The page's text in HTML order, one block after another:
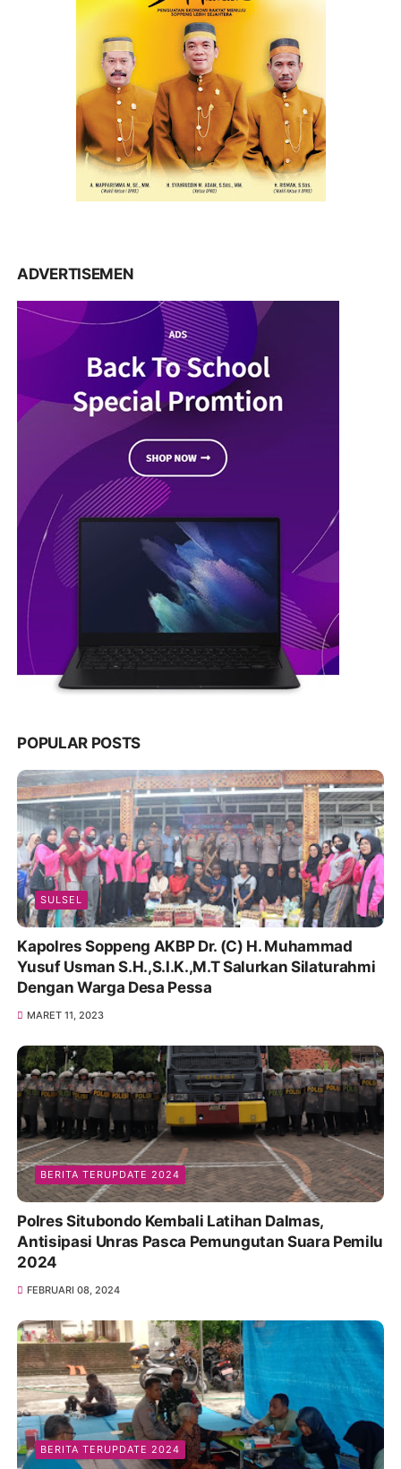
ADVERTISEMEN
POPULAR POSTS
SULSEL
Kapolres Soppeng AKBP Dr. (C) H. Muhammad
Yusuf Usman S.H.,S.I.K.,M.T Salurkan Silaturahmi
Dengan Warga Desa Pessa
MARET 11, 2023
BERITA TERUPDATE 2024
Polres Situbondo Kembali Latihan Dalmas,
Antisipasi Unras Pasca Pemungutan Suara Pemilu
2024
FEBRUARI 08, 2024
BERITA TERUPDATE 2024